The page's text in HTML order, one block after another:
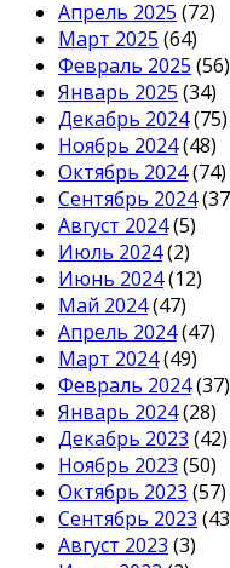
Апрель 2025 (72)
Март 2025 (64)
Февраль 2025 (56)
Январь 2025 (34)
Декабрь 2024(75)
Ноябрь 2024(48)
Октябрь 2024(74)
Сентябрь 2024
Август 2024(5)
Июль 2024(2)
Июнь 2024(12)
Май 2024(47)
Апрель 2024(47)
Март 2024(49)
Февраль 2024(37)
Январь 2024(28)
Декабрь 2023 (42)
Ноябрь 2023 (50)
Октябрь 2023 (57)
Сентябрь 2023
Август 2023 (3)